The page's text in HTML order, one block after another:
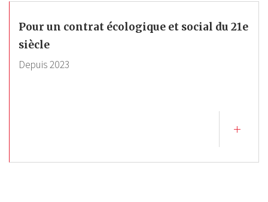
Pour un contrat écologique et social du 21e
siècle
Depuis2023